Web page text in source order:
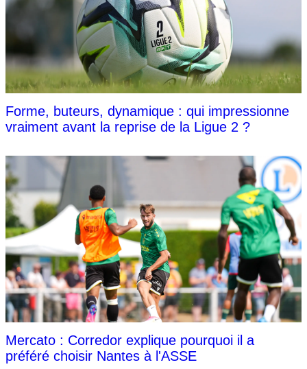
Forme, buteurs, dynamique : qui impressionne
vraiment avant la reprise de la Ligue 2 ?
Mercato : Corredor explique pourquoi il a
préféré choisir Nantes à l'ASSE